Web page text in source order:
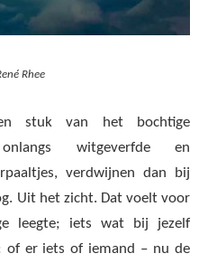
Rhee
stuk van het bochtige
witgeverfde en
verdwijnen dan bij
Uit het zicht. Dat voelt voor
leegte; iets wat bij jezelf
of er iets of iemand – nu de